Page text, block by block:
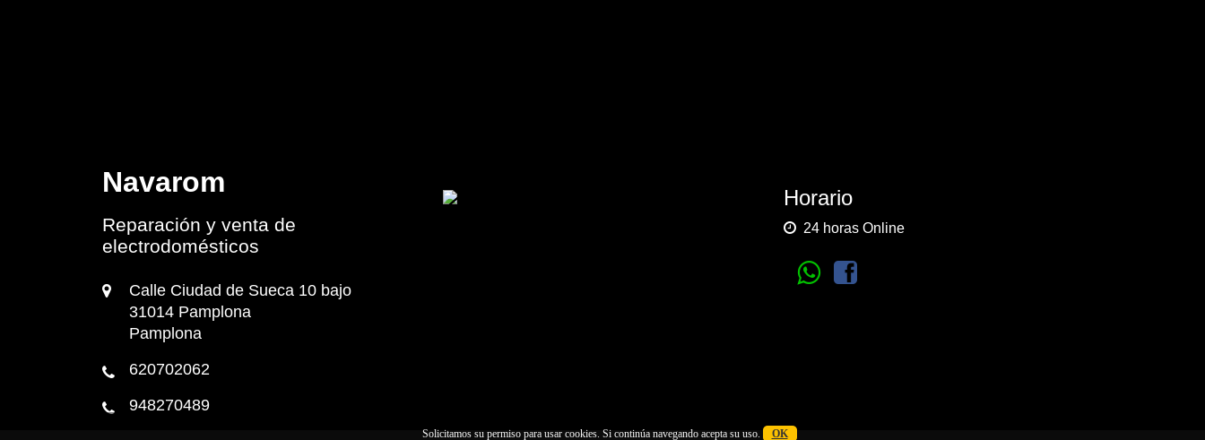
Navarom
Reparación y venta de
electrodomésticos
Calle Ciudad de Sueca 10 bajo
31014 Pamplona
Pamplona
620702062
948270489
Horario
24 horas Online
Solicitamos su permiso para usar cookies. Si continúa navegando acepta su uso. OK